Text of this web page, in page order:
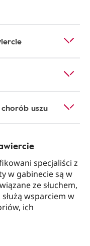
uszu
specjaliści z
w gabinecie są w
ze słuchem,
wsparciem w
ich